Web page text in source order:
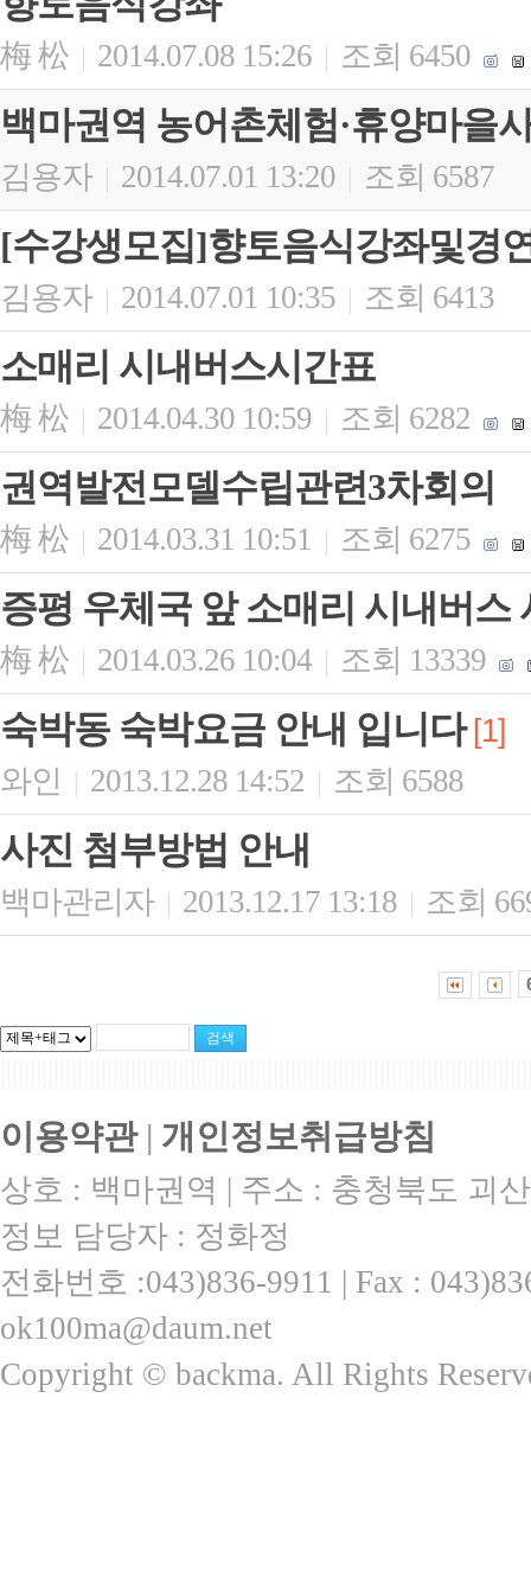
梅 松 | 2014.07.08 15:26 | 조회 6450
백마권역 농어촌체험·휴양마을
김용자 | 2014.07.01 13:20 | 조회 6587
[수강생모집]향토음식강좌및경
김용자 | 2014.07.01 10:35 | 조회 6413
소매리 시내버스시간표
梅 松 | 2014.04.30 10:59 | 조회 6282
권역발전모델수립관련3차회의
梅 松 | 2014.03.31 10:51 | 조회 6275
증평 우체국 앞 소매리 시내버스
梅 松 | 2014.03.26 10:04 | 조회 13339
숙박동 숙박요금 안내 입니다 [1]
와인 | 2013.12.28 14:52 | 조회 6588
사진 첨부방법 안내
백마관리자 | 2013.12.17 13:18 | 조회
이용약관| 개인정보취급방침
상호 : 백마권역 | 주소 : 충청북도 괴
정보 담당자 : 정화정
전화번호 :043)836-9911 | Fax :
ok100ma@daum.net
Copyright © backma. All Rights